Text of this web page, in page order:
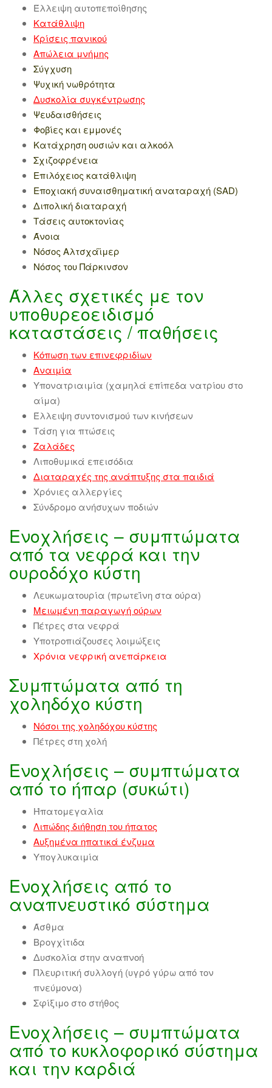
Έλλειψη αυτοπεποίθησης
Κατάθλιψη
Κρίσεις πανικού
Απώλεια μνήμης
Σύγχυση
Ψυχική νωθρότητα
Δυσκολία συγκέντρωσης
Ψευδαισθήσεις
Φοβίες και εμμονές
Κατάχρηση ουσιών και αλκοόλ
Σχιζοφρένεια
Επιλόχειος κατάθλιψη
Εποχιακή συναισθηματική αναταραχή (SAD)
Διπολική διαταραχή
Τάσεις αυτοκτονίας
Άνοια
Νόσος Αλτσχάϊμερ
Νόσος του Πάρκινσον
Άλλες σχετικές με τον
υποθυρεοειδισμό
καταστάσεις / παθήσεις
Κόπωση των επινεφριδίων
Αναιμία
Υπονατριαιμία (χαμηλά επίπεδα νατρίου στο
αίμα)
Έλλειψη συντονισμού των κινήσεων
Τάση για πτώσεις
Ζαλάδες
Λιποθυμικά επεισόδια
Διαταραχές της ανάπτυξης στα παιδιά
Χρόνιες αλλεργίες
Σύνδρομο ανήσυχων ποδιών
Ενοχλήσεις – συμπτώματα
από τα νεφρά και την
ουροδόχο κύστη
Λευκωματουρία (πρωτεΐνη στα ούρα)
Μειωμένη παραγωγή ούρων
Πέτρες στα νεφρά
Υποτροπιάζουσες λοιμώξεις
Χρόνια νεφρική ανεπάρκεια
Συμπτώματα από τη
χοληδόχο κύστη
Νόσοι της χοληδόχου κύστης
Πέτρες στη χολή
Ενοχλήσεις – συμπτώματα
από το ήπαρ (συκώτι)
Ήπατομεγαλία
Λιπώδης διήθηση του ήπατος
Αυξημένα ηπατικά ένζυμα
Υπογλυκαιμία
Ενοχλήσεις από το
αναπνευστικό σύστημα
Άσθμα
Βρογχίτιδα
Δυσκολία στην αναπνοή
Πλευριτική συλλογή (υγρό γύρω από τον
πνεύμονα)
Σφίξιμο στο στήθος
Ενοχλήσεις – συμπτώματα
από το κυκλοφορικό σύστημα
και την καρδιά